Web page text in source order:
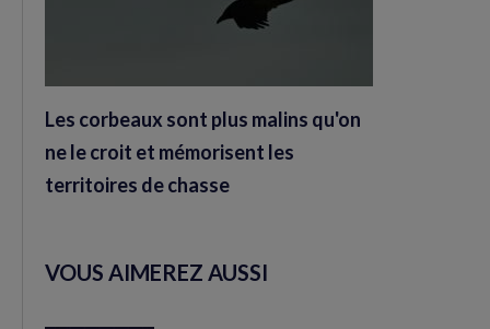
Les corbeaux sont plus malins qu'on
ne le croit et mémorisent les
territoires de chasse
VOUS AIMEREZ AUSSI